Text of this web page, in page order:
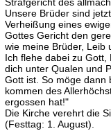
Unsere Brüder sind
Verheißung eines
Gottes Gericht den
wie meine Brüder, Leib
Ich flehe dabei zu Gott,
dich unter Qualen und
Gott ist. So möge dann
kommen des
ergossen hat!"
Die Kirche verehrt die
(Festtag: 1. August).